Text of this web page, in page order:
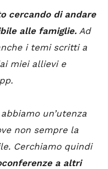
cercando di andare
alle famiglie. Ad
i temi scritti a
miei allievi e
un’utenza
non sempre la
Cerchiamo quindi
a altri